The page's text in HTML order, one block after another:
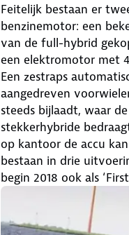
Feitelijk bestaan er
benzinemotor: een
van de full-hybrid
een elektromotor met
Een zestraps
aangedreven
steeds bijlaadt, waar
stekkerhybride
op kantoor de accu
bestaan in drie
begin 2018 ook als